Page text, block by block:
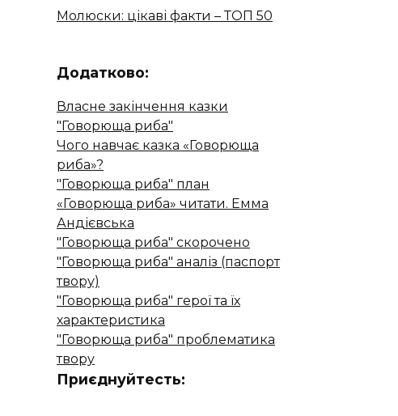
Молюски: цікаві факти – ТОП 50
Додатково:
Власне закінчення казки
"Говорюща риба"
Чого навчає казка «Говорюща
риба»?
"Говорюща риба" план
«Говорюща риба» читати. Емма
Андієвська
"Говорюща риба" скорочено
"Говорюща риба" аналіз (паспорт
твору)
"Говорюща риба" герої та їх
характеристика
"Говорюща риба" проблематика
твору
Приєднуйтесть: